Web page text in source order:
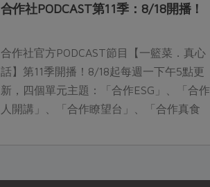
合作社PODCAST第11季：8/18開播！
合作社官方PODCAST節目【一籃菜．真心
話】第11季開播！8/18起每週一下午5點更
新，四個單元主題：「合作ESG」、「合作
人開講」、「合作瞭望台」、「合作真食